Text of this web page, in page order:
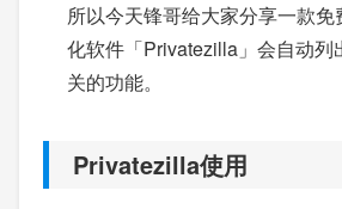
所以今天锋哥给大家分享一款
化软件「Privatezilla」会自动列
关的功能。
Privatezilla使用